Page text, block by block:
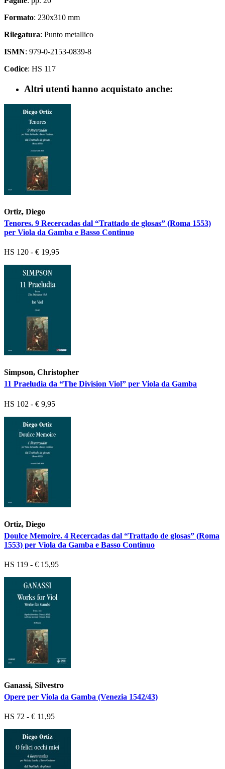
Formato: 230x310 mm
Rilegatura: Punto metallico
ISMN: 979-0-2153-0839-8
Codice: HS 117
Altri utenti hanno acquistato anche:
Ortiz, Diego
Tenores. 9 Recercadas dal “Trattado de glosas” (Roma 1553)
per Viola da Gamba e Basso Continuo
HS 120 - € 19,95
Simpson, Christopher
11 Praeludia da “The Division Viol” per Viola da Gamba
HS 102 - € 9,95
Ortiz, Diego
Doulce Memoire. 4 Recercadas dal “Trattado de glosas” (Roma
1553) per Viola da Gamba e Basso Continuo
HS 119 - € 15,95
Ganassi, Silvestro
Opere per Viola da Gamba (Venezia 1542/43)
HS 72 - € 11,95